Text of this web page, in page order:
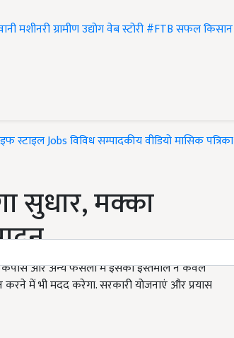
मशीनरीग्रामीण उद्योगवेब स्टोरी#FTBसफल किसान
स्टाइलJobsविविधसम्पादकीयवीडियोमासिक पत्रिका
सुधार, मक्का
कपास और अन्य फसलों में इसका इस्तेमाल न केवल
में भी मदद करेगा. सरकारी योजनाएं और प्रयास